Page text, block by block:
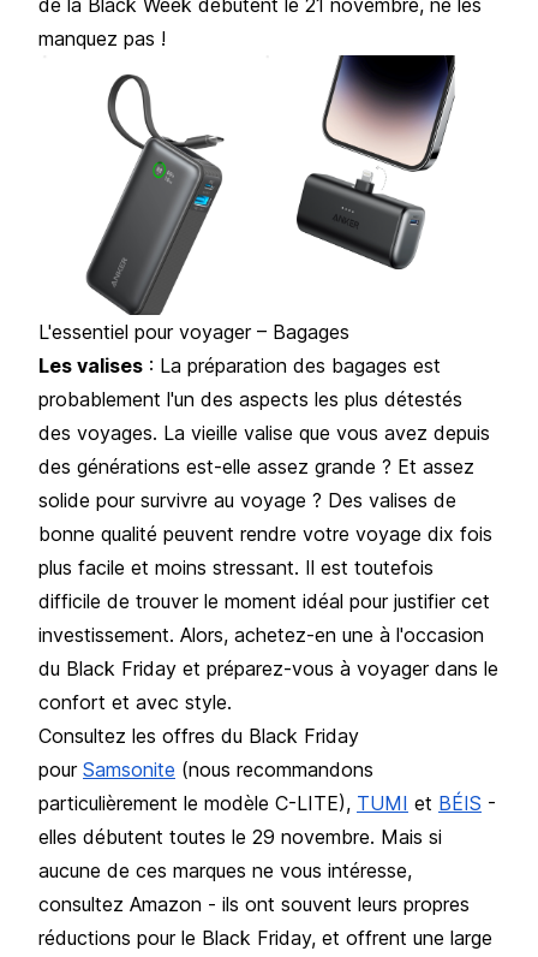
manquez pas !
L'essentiel pour voyager – Bagages
Les valises : La préparation des bagages est
probablement l'un des aspects les plus détestés
des voyages. La vieille valise que vous avez depuis
des générations est-elle assez grande ? Et assez
solide pour survivre au voyage ? Des valises de
bonne qualité peuvent rendre votre voyage dix fois
plus facile et moins stressant. Il est toutefois
difficile de trouver le moment idéal pour justifier cet
investissement. Alors, achetez-en une à l'occasion
du Black Friday et préparez-vous à voyager dans le
confort et avec style.
Consultez les offres du Black Friday
pour Samsonite (nous recommandons
particulièrement le modèle C-LITE), TUMI et BÉIS -
elles débutent toutes le 29 novembre. Mais si
aucune de ces marques ne vous intéresse,
consultez Amazon - ils ont souvent leurs propres
réductions pour le Black Friday, et offrent une large